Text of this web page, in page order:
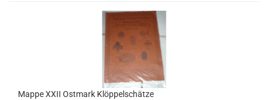
Mappe XXII Ostmark Klöppelschätze